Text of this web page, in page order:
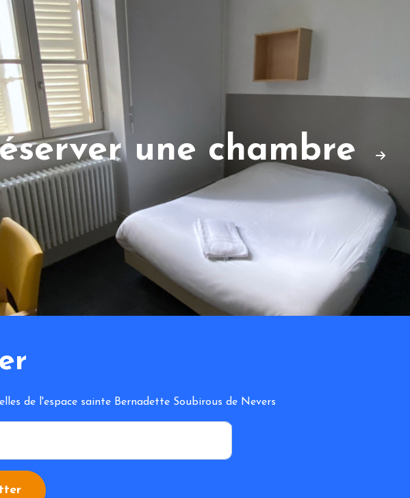
une chambre
de l'espace sainte Bernadette Soubirous de Nevers
*